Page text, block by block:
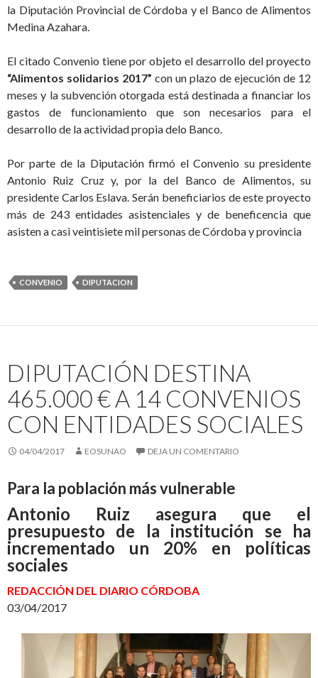
la Diputación Provincial de Córdoba y el Banco de Alimentos
Medina Azahara.
El citado Convenio tiene por objeto el desarrollo del proyecto
“Alimentos solidarios 2017” con un plazo de ejecución de 12
meses y la subvención otorgada está destinada a financiar los
gastos de funcionamiento que son necesarios para el
desarrollo de la actividad propia delo Banco.
Por parte de la Diputación firmó el Convenio su presidente
Antonio Ruiz Cruz y, por la del Banco de Alimentos, su
presidente Carlos Eslava. Serán beneficiarios de este proyecto
más de 243 entidades asistenciales y de beneficencia que
asisten a casi veintisiete mil personas de Córdoba y provincia
CONVENIO DIPUTACION
DIPUTACIÓN DESTINA
465.000 € A 14 CONVENIOS
CON ENTIDADES SOCIALES
04/04/2017 EOSUNAO DEJA UN COMENTARIO
Para la población más vulnerable
Antonio Ruiz asegura que el
presupuesto de la institución se ha
incrementado un 20% en políticas
sociales
REDACCIÓN DEL DIARIO CÓRDOBA
03/04/2017